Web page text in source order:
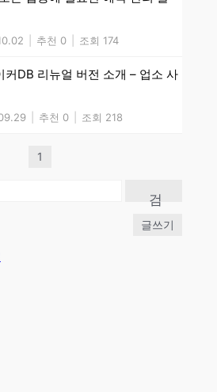
추천 0 조회 174
커DB 리뉴얼 버전 소개 – 업소 사
추천 0 조회 218
1
검
색
글쓰기